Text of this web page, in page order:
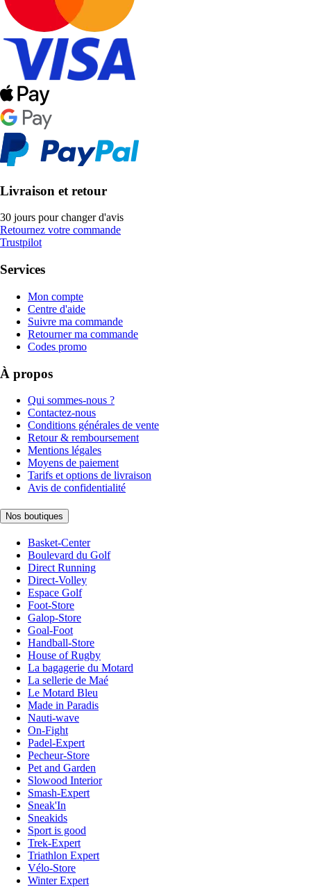
Livraison et retour
30 jours pour changer d'avis
Retournez votre commande
Trustpilot
Services
Mon compte
Centre d'aide
Suivre ma commande
Retourner ma commande
Codes promo
À propos
Qui sommes-nous ?
Contactez-nous
Conditions générales de vente
Retour & remboursement
Mentions légales
Moyens de paiement
Tarifs et options de livraison
Avis de confidentialité
Nos boutiques
Basket-Center
Boulevard du Golf
Direct Running
Direct-Volley
Espace Golf
Foot-Store
Galop-Store
Goal-Foot
Handball-Store
House of Rugby
La bagagerie du Motard
La sellerie de Maé
Le Motard Bleu
Made in Paradis
Nauti-wave
On-Fight
Padel-Expert
Pecheur-Store
Pet and Garden
Slowood Interior
Smash-Expert
Sneak'In
Sneakids
Sport is good
Trek-Expert
Triathlon Expert
Vélo-Store
Winter Expert